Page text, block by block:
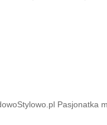
Pasjonatka